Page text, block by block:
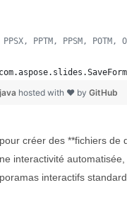
PPTM, PPSM,
com.aspose. slides .
hosted with ❤ by GitHub
créer des **fichiers
interactivité
interactifs